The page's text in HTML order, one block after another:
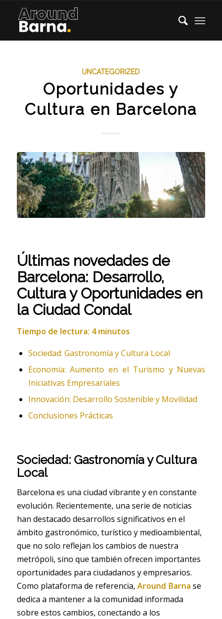
UNCATEGORIZED
Oportunidades y
Cultura en Barcelona
Últimas novedades de
Barcelona: Desarrollo,
Cultura y Oportunidades en
la Ciudad Condal
Tiempo de lectura: 4 minutos
Sociedad: Gastronomía y Cultura Local
Economía: Aumento en el Turismo y Nuevas
Iniciativas Empresariales
Innovación: Desarrollo Sostenible y Movilidad
Conclusiones Prácticas
Sociedad: Gastronomía y Cultura
Local
Barcelona es una ciudad vibrante y en constante
evolución. Recientemente, una serie de noticias
han destacado desarrollos significativos en el
ámbito gastronómico, turístico y medioambiental,
que no solo reflejan los cambios de nuestra
metrópoli, sino que también ofrecen importantes
oportunidades para ciudadanos y empresarios.
Como plataforma de referencia, Around Barna se
dedica a mantener a la comunidad informada
sobre estos cambios, conectando a los